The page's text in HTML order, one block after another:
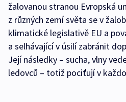
žalovanou stranou Evropská
z různých zemí světa se v
klimatické legislativě EU a
a selhávající v úsilí zabránit
Její následky – sucha, vlny
ledovců – totiž pociťují v